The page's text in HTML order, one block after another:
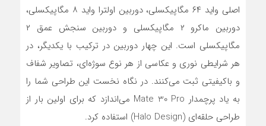
اصلی واید ۶۴ مگاپیکسلی، دوربین اولترا واید ۸ مگاپیکسلی،
دوربین ماکرو ۲ مگاپیکسلی و دوربین سنجش عمق ۲
مگاپیکسلی است. این چهار دوربین در ترکیب با یکدیگر، در
هر شرایطی نوری و عکاسی از هر نوع سوژه‌ای، تصاویر شفاف
و باکیفیتی ثبت می‌کنند. در نگاه نخست این طراحی شما را
به یاد پرچمدار Mate 30 Pro می‌اندازد که برای اولین بار از
طراحی حلقه‌ای (Halo Design) استفاده کرد.